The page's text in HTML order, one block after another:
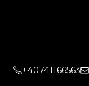
+40741166563